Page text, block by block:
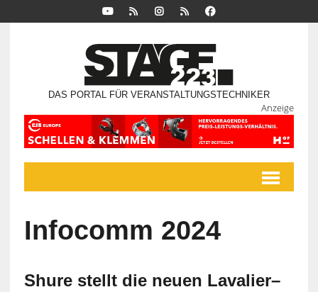
DAS PORTAL FÜR VERANSTALTUNGSTECHNIKER
Anzeige
Infocomm 2024
Shure stellt die neuen Lavalier–